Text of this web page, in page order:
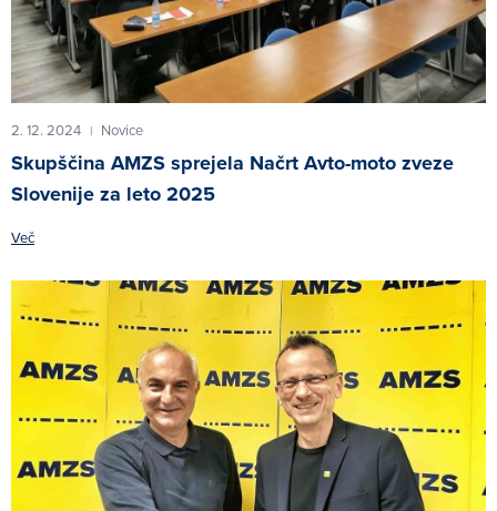
2. 12. 2024 | Novice
Skupščina AMZS sprejela Načrt Avto-moto zveze
Slovenije za leto 2025
Več